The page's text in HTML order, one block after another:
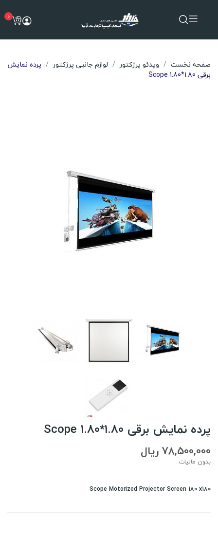
0
صفحه نخست ویدئو پرژکتور لوازم جانبی پرژکتور
پرده نمایش
برقی Scope 1.80*1.80
پرده نمایش برقی Scope 1.80*1.80
78,500,000 ریال
بدون مالیات
Scope Motorized Projector Screen 180 x180